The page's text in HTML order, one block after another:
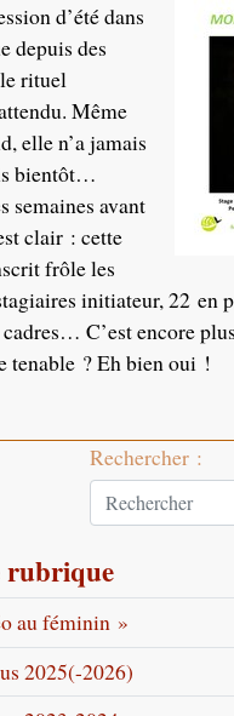
d’été dans
depuis des
rituel
Même
elle n’a jamais
bientôt…
semaines avant
clair : cette
frôle les
initiateur, 22 en
C’est encore
tenable ? Eh bien oui !
Rechercher :
rubrique
au féminin »
2025(-2026)